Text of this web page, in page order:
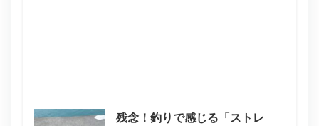
残念！釣りで感じる「ストレ